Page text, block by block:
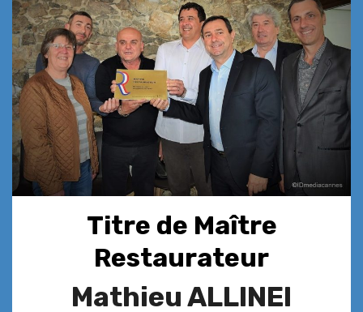
Titre de Maître
Restaurateur
Mathieu ALLINEI